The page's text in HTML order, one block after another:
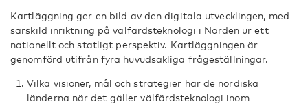
Kartläggning ger en bild av den digitala utvecklingen, med
särskild inriktning på välfärdsteknologi i Norden ur ett
nationellt och statligt perspektiv. Kartläggningen är
genomförd utifrån fyra huvudsakliga frågeställningar.
Vilka visioner, mål och strategier har de nordiska
länderna när det gäller välfärdsteknologi inom